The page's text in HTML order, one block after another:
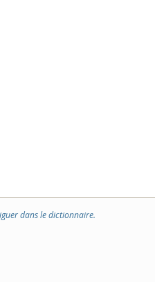
dans le dictionnaire.